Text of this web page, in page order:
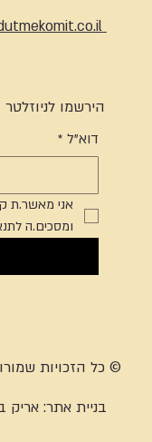
info@edutmekomit.co.il
הירשמו לניוזלטר
דוא"ל *
ומסכים.ה
© כל הזכויות
בניית אתר:אריק